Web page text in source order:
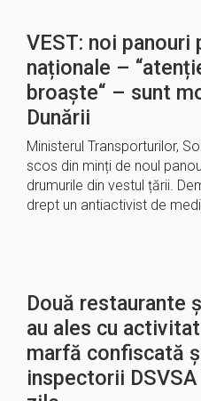
VEST: noi panouri
naționale –
broaște“ – sunt
Dunării
Ministerul Transporturilor,
scos din minți de noul
drumurile din vestul țării.
drept un antiactivist de
Două restaurante
au ales cu
marfă confiscată
inspectorii